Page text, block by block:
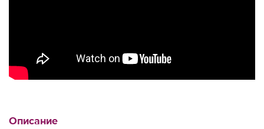
Описание